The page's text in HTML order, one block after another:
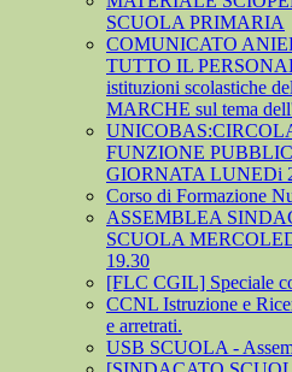
SCUOLA PRIMARIA
COMUNICATO
TUTTO IL
istituzioni scolastiche
MARCHE sul tema
FUNZIONE
GIORNATA LUNEDi
Corso di Formazione
ASSEMBLEA
SCUOLA
19.30
[FLC CGIL] Speciale
CCNL Istruzione e
e arretrati.
USB SCUOLA -